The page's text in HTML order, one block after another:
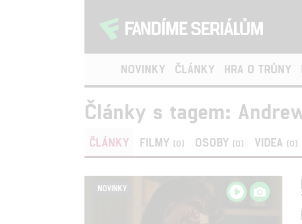
NOVINKY ČLÁNKY HRA O TRŮNY
Články s tagem:
ČLÁNKY FILMY (0) OSOBY (0) VIDEA (0)
NOVINKY